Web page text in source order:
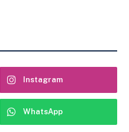
Instagram
WhatsApp